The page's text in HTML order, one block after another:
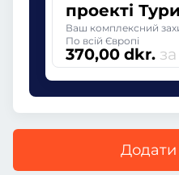
проекті
Ваш комплексний
По всій Європі
370,00 dkr.